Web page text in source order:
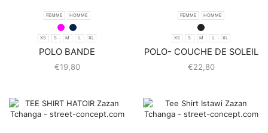
FEMME HOMME
XS S M L XL
POLO BANDE
€19,80
FEMME HOMME
XS S M L XL
POLO- COUCHE DE SOLEIL
€22,80